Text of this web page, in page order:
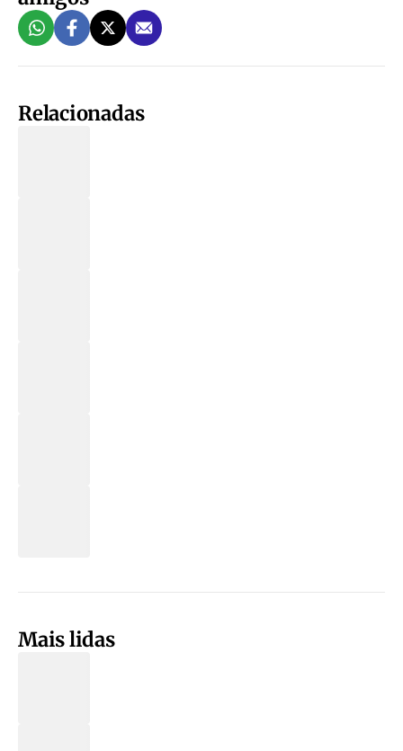
Relacionadas
Mais lidas